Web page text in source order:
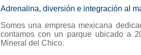
Adrenalina, diversión e integración al
Somos una empresa mexicana
contamos con un parque ubicado a
Mineral del Chico.